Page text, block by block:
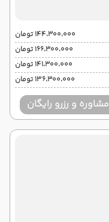
۱۴۴٬۳۰۰٬۰۰۰ تومان
۱۶۶٬۳۰۰٬۰۰۰ تومان
۱۴۱٬۳۰۰٬۰۰۰ تومان
۱۳۶٬۳۰۰٬۰۰۰ تومان
مشاوره و رزرو رایگان